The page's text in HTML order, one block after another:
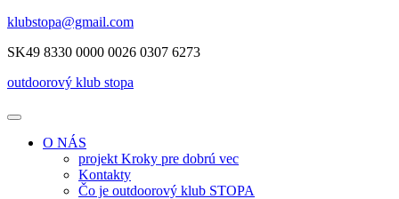
Skip
content
klubstopa@gmail.com
SK49 8330 0000 0026 0307 6273
outdoorový klub stopa
O NÁS
projekt Kroky pre dobrú vec
Kontakty
Čo je outdoorový klub STOPA